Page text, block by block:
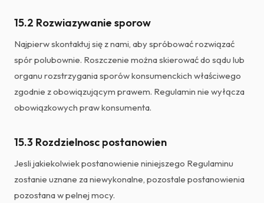
15.2 Rozwiazywanie sporow
Najpierw skontaktuj się z nami, aby spróbować rozwiązać
spór polubownie. Roszczenie można skierować do sądu lub
organu rozstrzygania sporów konsumenckich właściwego
zgodnie z obowiązującym prawem. Regulamin nie wyłącza
obowiązkowych praw konsumenta.
15.3 Rozdzielnosc postanowien
Jesli jakiekolwiek postanowienie niniejszego Regulaminu
zostanie uznane za niewykonalne, pozostale postanowienia
pozostana w pelnej mocy.